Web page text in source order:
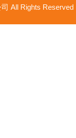
司 All Rights